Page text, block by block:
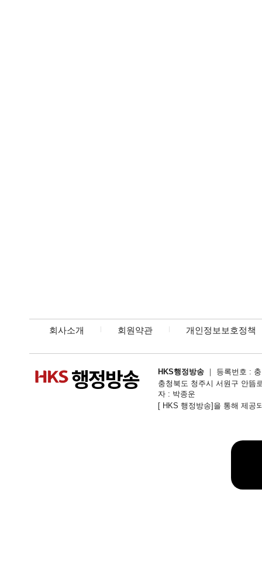
회사소개 회원약관 개인정보보호정책
HKS행정방송 ｜ 등록번호 :
충청북도 청주시 서원구 안뜸
자 : 박종운
[ HKS 행정방송]을 통해 제공